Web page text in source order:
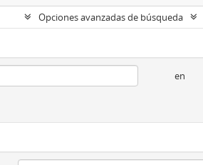
Opciones avanzadas de búsqueda
en